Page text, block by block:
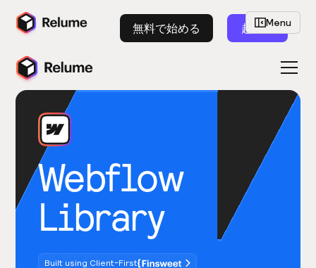
無料で始める 起動
Webflow
Library
Built using Client-First
Menu